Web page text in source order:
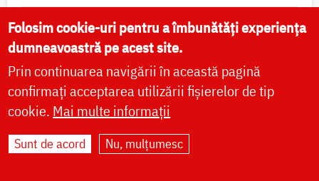
Troparul Sfintei Cuvioase Teodora de la Sihla
Troparul Sfântului Cuvios Pafnutie – Pârvu
Zugravul
Troparul Sfântului Cuvios Pafnutie – Pârvu
Folosim cookie-uri pentru a îmbunătăți experiența
dumneavoastră pe acest site.
Prin continuarea navigării în această pagină
confirmați acceptarea utilizării fișierelor de tip
cookie. Mai multe informații
Sunt de acord Nu, mulțumesc